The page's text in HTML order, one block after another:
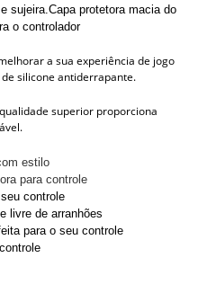
sujeira.Capa protetora macia do
o controlador
a sua experiência de jogo
silicone antiderrapante.
superior proporciona
estilo
para controle
controle
livre de arranhões
para o seu controle